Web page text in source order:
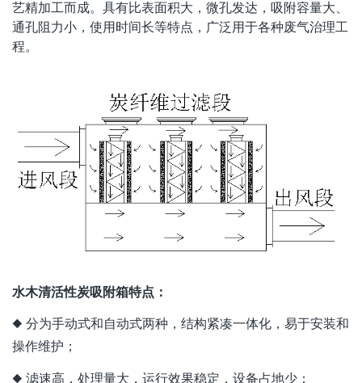
艺精加工而成。具有比表面积大，微孔发达，吸附容量大、
通孔阻力小，使用时间长等特点，广泛用于各种废气治理工
程。
水木清活性炭吸附箱特点：
◆ 分为手动式和自动式两种，结构紧凑一体化，易于安装和
操作维护；
◆ 滤速高，处理量大，运行效果稳定，设备占地少；